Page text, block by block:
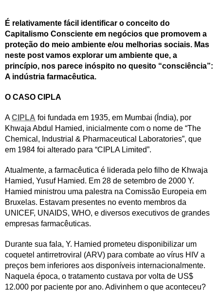
É relativamente fácil identificar o conceito do
Capitalismo Consciente em negócios que promovem a
proteção do meio ambiente e/ou melhorias sociais. Mas
neste post vamos explorar um ambiente que, a
princípio, nos parece inóspito no quesito “consciência”:
A indústria farmacêutica.
O CASO CIPLA
ACIPLA foi fundada em 1935, em Mumbai (Índia), por
Khwaja Abdul Hamied, inicialmente com o nome de “The
Chemical, Industrial & Pharmaceutical Laboratories”, que
em 1984 foi alterado para “CIPLA Limited”.
Atualmente, a farmacêutica é liderada pelo filho de Khwaja
Hamied, Yusuf Hamied. Em 28 de setembro de 2000 Y.
Hamied ministrou uma palestra na Comissão Europeia em
Bruxelas. Estavam presentes no evento membros da
UNICEF, UNAIDS, WHO, e diversos executivos de grandes
empresas farmacêuticas.
Durante sua fala, Y. Hamied prometeu disponibilizar um
coquetel antirretroviral (ARV) para combate ao vírus HIV a
preços bem inferiores aos disponíveis internacionalmente.
Naquela época, o tratamento custava por volta de US$
12.000 por paciente por ano. Adivinhem o que aconteceu?